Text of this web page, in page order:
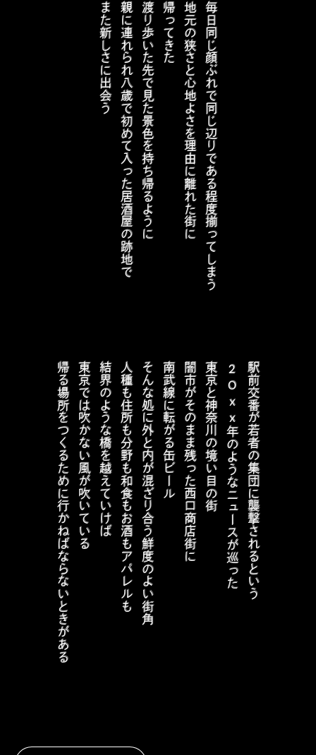
毎日同じ顔ぶれで同じ辺りである程度揃ってしまう
地元の狭さと心地よさを理由に離れた街に
帰ってきた
渡り歩いた先で見た景色を持ち帰るように
親に連れられ八歳で初めて入った居酒屋の跡地で
また新しさに出会う
駅前交番が若者の集団に襲撃されるという
20xx年のようなニュースが巡った
東京と神奈川の境い目の街
闇市がそのまま残った西口商店街に
南武線に転がる缶ビール
そんな処に外と内が混ざり合う鮮度のよい街角
人種も住所も分野も和食もお酒もアパレルも
結界のような橋を越えていけば
東京では吹かない風が吹いている
帰る場所をつくるために行かねばならないときがある